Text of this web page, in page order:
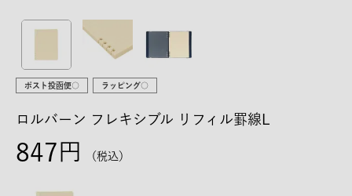
ポスト投函便○ ラッピング○
ロルバーン フレキシブル リフィル罫線L
847 税込